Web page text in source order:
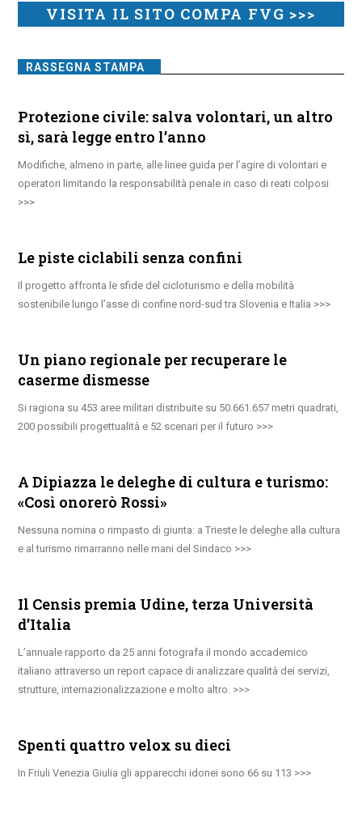
VISITA IL SITO COMPA FVG >>>
RASSEGNA STAMPA
Protezione civile: salva volontari, un altro
sì, sarà legge entro l’anno
Modifiche, almeno in parte, alle linee guida per l’agire di volontari e
operatori limitando la responsabilità penale in caso di reati colposi
Le piste ciclabili senza confini
Il progetto affronta le sfide del cicloturismo e della mobilità
sostenibile lungo l’asse di confine nord-sud tra Slovenia e Italia
Un piano regionale per recuperare le
caserme dismesse
Si ragiona su 453 aree militari distribuite su 50.661.657 metri quadrati,
200 possibili progettualità e 52 scenari per il futuro
A Dipiazza le deleghe di cultura e turismo:
«Così onorerò Rossi»
Nessuna nomina o rimpasto di giunta: a Trieste le deleghe alla cultura
e al turismo rimarranno nelle mani del Sindaco
Il Censis premia Udine, terza Università
d’Italia
L’annuale rapporto da 25 anni fotografa il mondo accademico
italiano attraverso un report capace di analizzare qualità dei servizi,
strutture, internazionalizzazione e molto altro.
Spenti quattro velox su dieci
In Friuli Venezia Giulia gli apparecchi idonei sono 66 su 113